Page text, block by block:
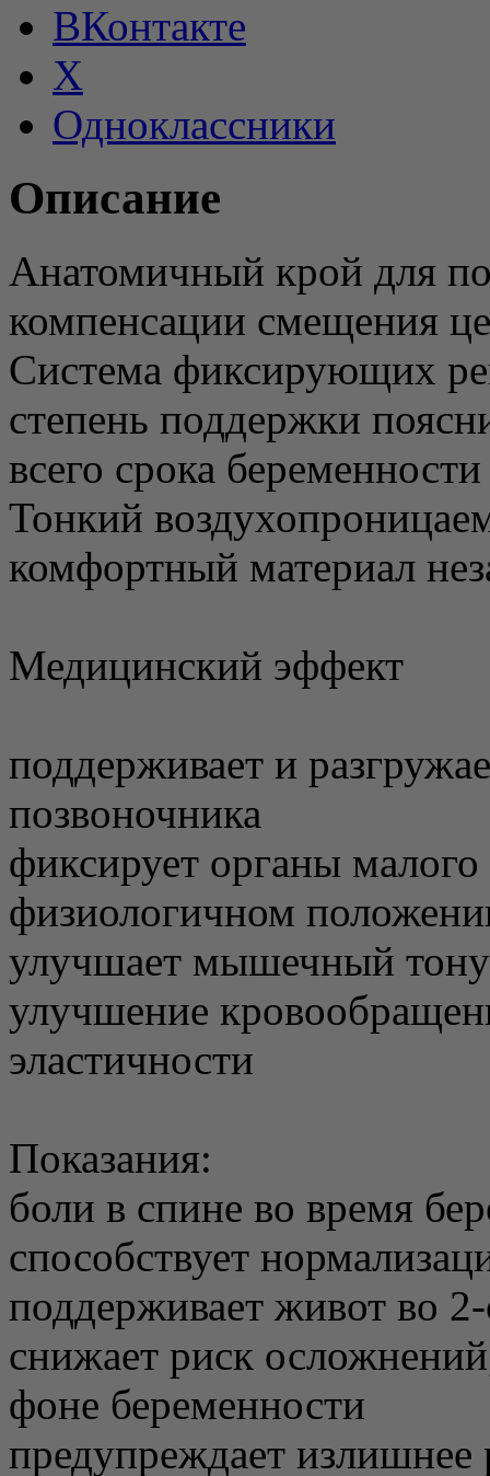
ВКонтакте
X
Одноклассники
Описание
Анатомичный крой для
компенсации смещения
Система фиксирующих
степень поддержки
всего срока беременности
Тонкий
комфортный материал
Медицинский эффект
поддерживает и
позвоночника
фиксирует органы
физиологичном
улучшает мышечный
улучшение
эластичности
Показания:
боли в спине во время
способствует
поддерживает живот во
снижает риск
фоне беременности
предупреждает